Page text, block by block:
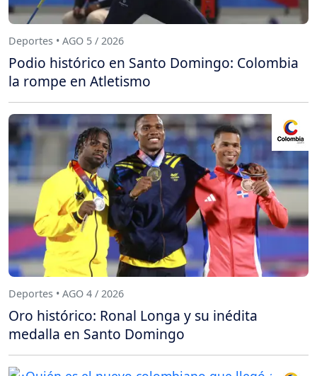
Deportes • AGO 5 / 2026
Podio histórico en Santo Domingo: Colombia
la rompe en Atletismo
Deportes • AGO 4 / 2026
Oro histórico: Ronal Longa y su inédita
medalla en Santo Domingo